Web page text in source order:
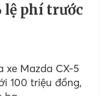
lệ phí trước
xe Mazda CX-5
100 triệu đồng,